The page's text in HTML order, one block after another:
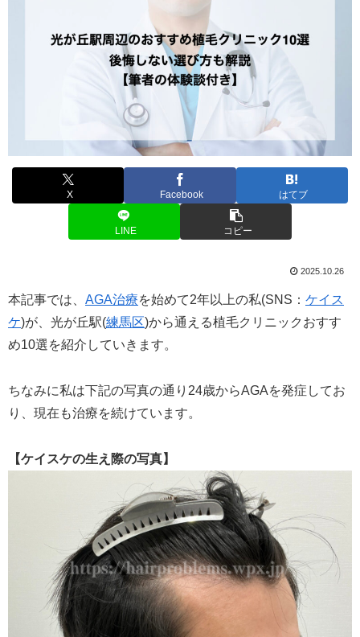
X Facebook はてブ
LINE コピー
2025.10.26
本記事では、 AGA治療を始めて2年以上の私(SNS： ケイス
ケ)が、光が丘駅(練馬区)から通える植毛クリニックおすす
め10選を紹介していきます。
ちなみに私は下記の写真の通り24歳からAGAを発症してお
り、現在も治療を続けています。
【ケイスケの生え際の写真】